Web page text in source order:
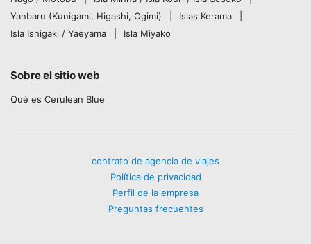
Yanbaru (Kunigami, Higashi, Ogimi)
Islas Kerama
Isla Ishigaki / Yaeyama
Isla Miyako
Sobre el sitio web
Qué es Cerulean Blue
contrato de agencia de viajes
Política de privacidad
Perfil de la empresa
Preguntas frecuentes